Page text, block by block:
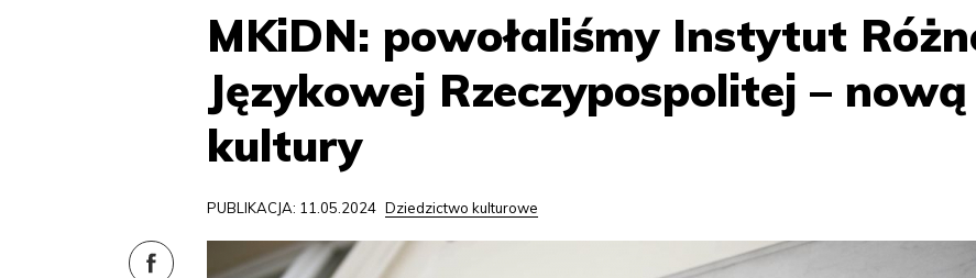
MKiDN: powołaliśmy Instytut
Językowej Rzeczypospolitej –
kultury
PUBLIKACJA: 11.05.2024 Dziedzictwo kulturowe